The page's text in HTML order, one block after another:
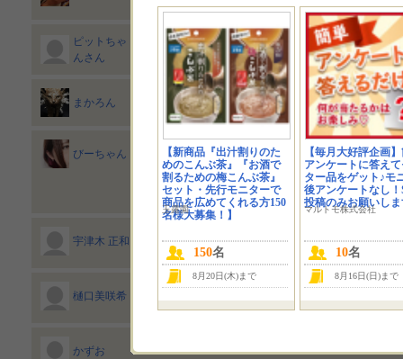
【新商品『出汁割りのた
めのこんぶ茶』『お酒で
割るための梅こんぶ茶』
セット・先行モニターで
商品を広めてくれる方150
名様大募集！】
玉露園
150名
8月20日(木)まで
【毎月大好評企画
アンケートに答え
ター品をゲット♪モ
後アンケートなし！
投稿のみお願いしま
マルトモ株式会社
10名
8月16日(日)まで
ピットちゃ
んさん
楽しみにしてます。2022/07/23
まかろん ほぐし鮭を冷たいお茶漬けの上にのせて食べてみ
びーちゃん
顔出します＊ブログ、ツイッター、インスタにて口
接客業なので良かった物はお客様によくオススメし
こちらの商品もオススメしたいです。
2022/07/23
宇津木 正和
樋口美咲希
「函館あさひ 荒ほぐし鮭 」。こちらも当たったら
かずお